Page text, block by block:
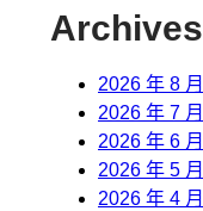
Archives
2026 年 8 月
2026 年 7 月
2026 年 6 月
2026 年 5 月
2026 年 4 月